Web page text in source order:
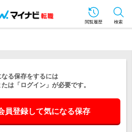
閲覧履歴 検索
なる保存をするには
たは「ログイン」が必要です。
員登録して気になる保存